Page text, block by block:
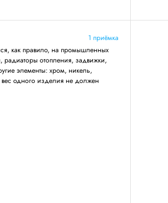
1 приёмка
как правило, на промышленных
радиаторы отопления, задвижки,
элементы: хром, никель,
одного изделия не должен